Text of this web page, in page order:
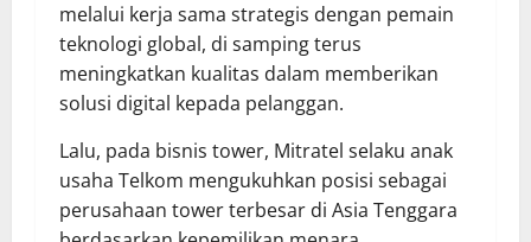
melalui kerja sama strategis dengan pemain
teknologi global, di samping terus
meningkatkan kualitas dalam memberikan
solusi digital kepada pelanggan.
Lalu, pada bisnis tower, Mitratel selaku anak
usaha Telkom mengukuhkan posisi sebagai
perusahaan tower terbesar di Asia Tenggara